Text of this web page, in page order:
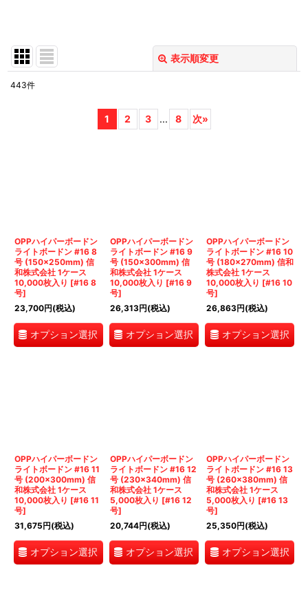
表示順変更
443件
1 2 3 ... 8 次»
OPPハイパーボードン
ライトボードン #16 8
号 (150×250mm) 信
和株式会社 1ケース
10,000枚入り [#16 8
号]
23,700円(税込)
オプション選択
OPPハイパーボードン
ライトボードン #16 9
号 (150×300mm) 信
和株式会社 1ケース
10,000枚入り [#16 9
号]
26,313円(税込)
オプション選択
OPPハイパーボードン
ライトボードン #16 10
号 (180×270mm) 信和
株式会社 1ケース
10,000枚入り [#16 10
号]
26,863円(税込)
オプション選択
OPPハイパーボードン
ライトボードン #16 11
号 (200×300mm) 信
和株式会社 1ケース
10,000枚入り [#16 11
号]
31,675円(税込)
オプション選択
OPPハイパーボードン
ライトボードン #16 12
号 (230×340mm) 信
和株式会社 1ケース
5,000枚入り [#16 12
号]
20,744円(税込)
オプション選択
OPPハイパーボードン
ライトボードン #16 13
号 (260×380mm) 信
和株式会社 1ケース
5,000枚入り [#16 13
号]
25,350円(税込)
オプション選択